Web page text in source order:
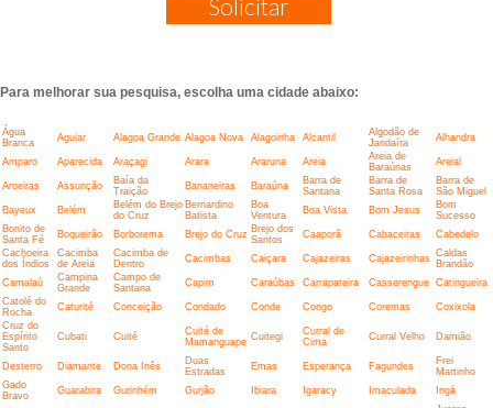
Solicitar
Para melhorar sua pesquisa, escolha uma cidade abaixo:
Água
Branca
Aguiar Alagoa Grande Alagoa Nova Alagoinha Alcantil
Algodão de
Jandaíra
Alhandra
Amparo Aparecida Araçagi Arara Araruna Areia
Areia de
Baraúnas
Areial
Aroeiras Assunção
Baía da
Traição
Bananeiras Baraúna
Barra de
Santana
Barra de
Santa Rosa
Barra de
São Miguel
Bayeux
Belém
Belém do Brejo
do Cruz
Bernardino
Batista
Boa
Ventura
Boa Vista Bom Jesus
Bom
Sucesso
Bonito de
Santa Fé
Boqueirão Borborema Brejo do Cruz Brejo dos
Santos
Caaporã Cabaceiras
Cabedelo
Cachoeira
dos Índios
Cacimba
de Areia
Cacimba de
Dentro
Cacimbas Caiçara Cajazeiras Cajazeirinhas Caldas
Brandão
Camalaú
Campina
Grande
Campo de
Santana
Capim Caraúbas Carrapateira Casserengue Catingueira
Catolé do
Rocha
Caturité Conceição Condado Conde Congo Coremas
Coxixola
Cruz do
Espírito
Santo
Cubati Cuité
Cuité de
Mamanguape Cuitegi
Curral de
Cima
Curral Velho Damião
Desterro Diamante Dona Inês
Duas
Estradas
Emas Esperança Fagundes
Frei
Martinho
Gado
Bravo
Guarabira Gurinhém Gurjão Ibiara Igaracy Imaculada
Ingá